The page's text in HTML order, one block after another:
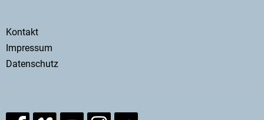
Secondary
menu
Kontakt
Impressum
Datenschutz